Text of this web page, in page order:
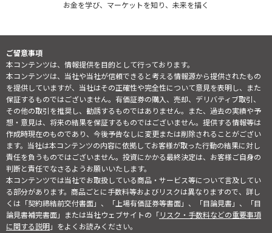
お金を学び、マーケットを知り、未来を描く
ご留意事項
本コンテンツは、情報提供を目的として行っております。
本コンテンツは、当社や当社が信頼できると考える情報源から提供されたもの
を提供していますが、当社はその正確性や完全性について意見を表明し、また
保証するものではございません。有価証券の購入、売却、デリバティブ取引、
その他の取引を推奨し、勧誘するものではありません。また、過去の実績や予
想・意見は、将来の結果を保証するものではございません。提供する情報等は
作成時現在のものであり、今後予告なしに変更または削除されることがござい
ます。当社は本コンテンツの内容に依拠してお客様が取った行動の結果に対し
責任を負うものではございません。投資にかかる最終決定は、お客様ご自身の
判断と責任でなさるようお願いいたします。
本コンテンツでは当社でお取扱している商品・サービス等について言及してい
る部分があります。商品ごとに手数料等およびリスクは異なりますので、詳し
くは「契約締結前交付書面」、「上場有価証券等書面」、「目論見書」、「目
論見書補完書面」または当社ウェブサイトの「リスク・手数料などの重要事項
に関する説明」をよくお読みください。